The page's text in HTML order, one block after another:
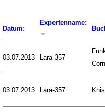
Datum:
Expertenname:
03.07.2013 Lara-357
03.07.2013 Lara-357